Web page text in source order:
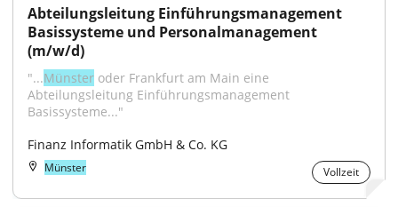
Abteilungsleitung Einführungsmanagement
Basissysteme und Personalmanagement
(m/w/d)
"...Münster oder Frankfurt am Main eine
Abteilungsleitung Einführungsmanagement
Basissysteme..."
Finanz Informatik GmbH & Co. KG
Münster Vollzeit